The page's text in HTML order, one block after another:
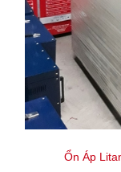
Ổn Áp